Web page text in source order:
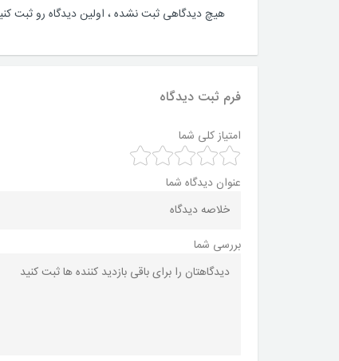
هیچ دیدگاهی ثبت نشده ، اولین دیدگاه رو ثبت
فرم ثبت دیدگاه
امتیاز کلی شما
عنوان دیدگاه شما
بررسی شما